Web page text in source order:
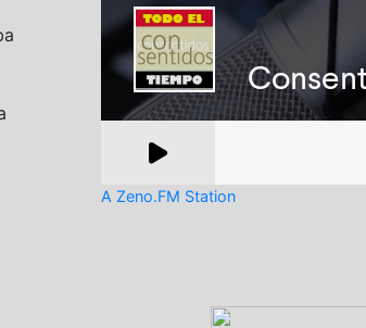
A Zeno.FM Station